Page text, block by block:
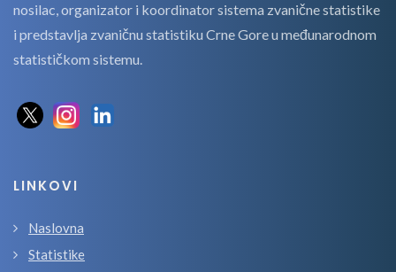
nosilac, organizator i koordinator sistema zvanične statistike
i predstavlja zvaničnu statistiku Crne Gore u međunarodnom
statističkom sistemu.
LINKOVI
Naslovna
Statistike